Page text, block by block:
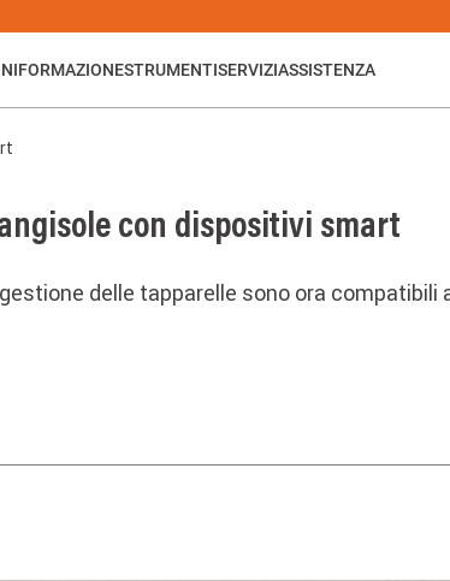
FORMAZIONESTRUMENTISERVIZIASSISTENZA
con dispositivi smart
delle tapparelle sono ora compatibili